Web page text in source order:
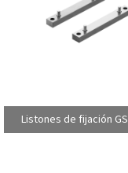
Listones de fijación